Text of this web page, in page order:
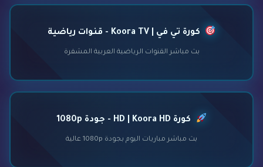
كورة تي في | Koora TV - قنوات رياضية
بث مباشر القنوات الرياضية العربية المشفرة
كورة HD | Koora HD - جودة 1080p
بث مباشر مباريات اليوم بجودة 1080p عالية